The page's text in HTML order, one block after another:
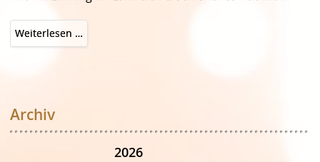
Weiterlesen …
dañs
Archiv
2026